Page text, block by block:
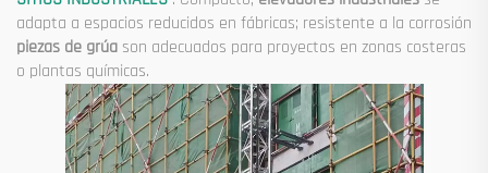
adapta a espacios reducidos en fábricas; resistente a la corrosión
piezas de grúa son adecuados para proyectos en zonas costeras
o plantas químicas.